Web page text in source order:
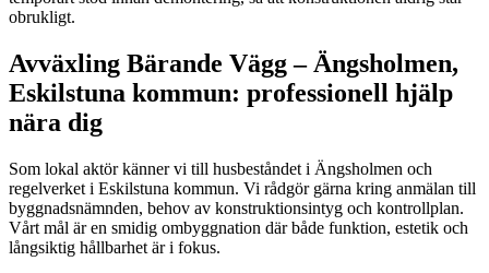
obrukligt.
Avväxling Bärande Vägg – Ängsholmen,
Eskilstuna kommun: professionell hjälp
nära dig
Som lokal aktör känner vi till husbeståndet i Ängsholmen och
regelverket i Eskilstuna kommun. Vi rådgör gärna kring anmälan till
byggnadsnämnden, behov av konstruktionsintyg och kontrollplan.
Vårt mål är en smidig ombyggnation där både funktion, estetik och
långsiktig hållbarhet är i fokus.